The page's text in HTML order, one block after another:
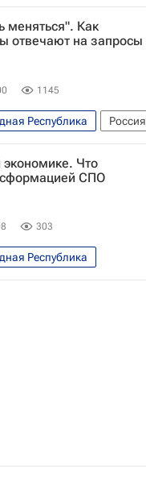
меняться". Как
отвечают на запросы
1145
Республика
Россия
Навигатор абитуриента
Эксклюзивно
экономике. Что
СПО
303
Республика
Общество